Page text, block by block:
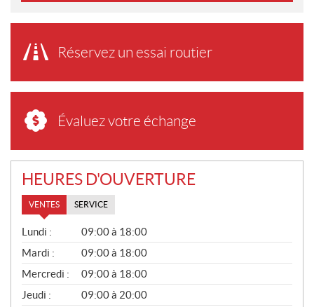
Réservez un essai routier
Évaluez votre échange
HEURES D'OUVERTURE
VENTES SERVICE
V
E
N
T
E
S
Lundi :
09:00 à 18:00
Mardi :
09:00 à 18:00
Mercredi :
09:00 à 18:00
Jeudi :
09:00 à 20:00